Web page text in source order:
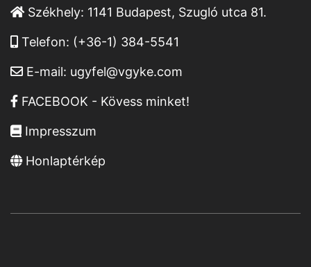
Székhely: 1141 Budapest, Szugló utca 81.
Telefon: (+36-1) 384-5541
E-mail: ugyfel@vgyke.com
FACEBOOK - Kövess minket!
Impresszum
Honlaptérkép